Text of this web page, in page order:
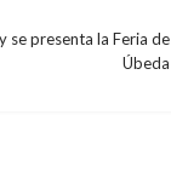
se presenta la Feria de
Úbeda